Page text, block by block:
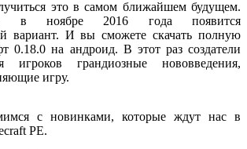
это в самом ближайшем будущем.
в ноябре 2016 года появится
вариант. И вы сможете скачать полную
0.18.0 на андроид. В этот раз создатели
игроков грандиозные нововведения,
игру.
с новинками, которые ждут нас в
РЕ.